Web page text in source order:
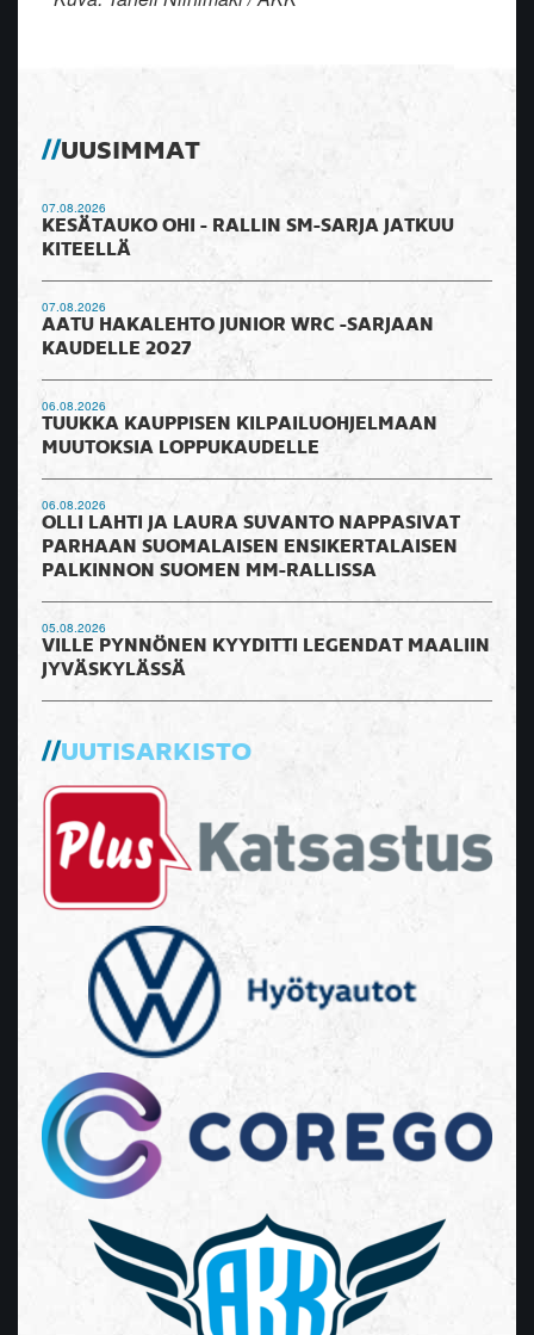
UUSIMMAT
07.08.2026
KESÄTAUKO OHI - RALLIN SM-SARJA JATKUU
KITEELLÄ
07.08.2026
AATU HAKALEHTO JUNIOR WRC -SARJAAN
KAUDELLE 2027
06.08.2026
TUUKKA KAUPPISEN KILPAILUOHJELMAAN
MUUTOKSIA LOPPUKAUDELLE
06.08.2026
OLLI LAHTI JA LAURA SUVANTO NAPPASIVAT
PARHAAN SUOMALAISEN ENSIKERTALAISEN
PALKINNON SUOMEN MM-RALLISSA
05.08.2026
VILLE PYNNÖNEN KYYDITTI LEGENDAT MAALIIN
JYVÄSKYLÄSSÄ
UUTISARKISTO